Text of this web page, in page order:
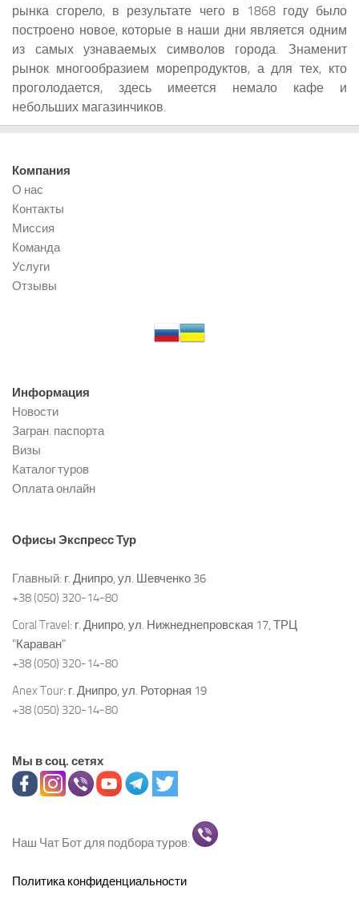
рынка сгорело, в результате чего в 1868 году было
построено новое, которые в наши дни является одним
из самых узнаваемых символов города. Знаменит
рынок многообразием морепродуктов, а для тех, кто
проголодается, здесь имеется немало кафе и
небольших магазинчиков.
Компания
О нас
Контакты
Миссия
Команда
Услуги
Отзывы
Информация
Новости
Загран. паспорта
Визы
Каталог туров
Оплата онлайн
Офисы Экспресс Тур
Главный: г. Днипро, ул. Шевченко 36
+38 (050) 320-14-80
Coral Travel: г. Днипро, ул. Нижнеднепровская 17, ТРЦ
"Караван"
+38 (050) 320-14-80
Anex Tour: г. Днипро, ул. Роторная 19
+38 (050) 320-14-80
Мы в соц. сетях
Наш Чат Бот для подбора туров:
Политика конфиденциальности